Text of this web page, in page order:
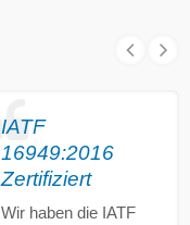
IATF
16949:2016
Zertifiziert
Wir haben die IATF